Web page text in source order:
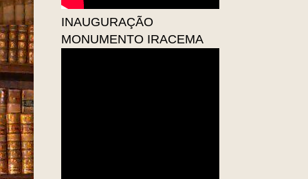
INAUGURAÇÃO
MONUMENTO IRACEMA